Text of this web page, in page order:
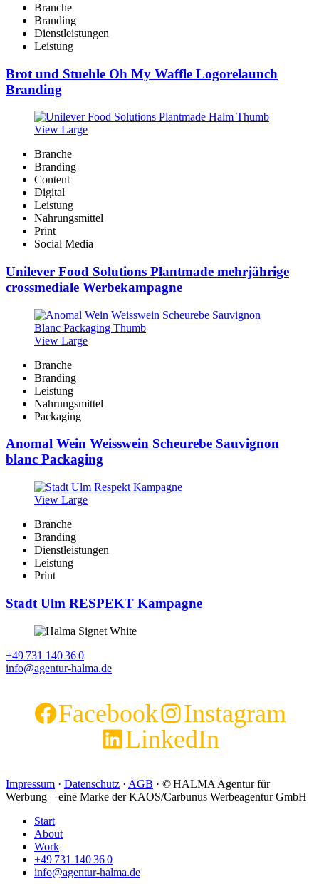
Branche
Branding
Dienstleistungen
Leistung
Brot und Stuehle Oh My Waffle Logorelaunch
Branding
View Large
Branche
Branding
Content
Digital
Leistung
Nahrungsmittel
Print
Social Media
Unilever Food Solutions Plantmade mehrjährige
crossmediale Werbekampagne
View Large
Branche
Branding
Leistung
Nahrungsmittel
Packaging
Anomal Wein Weisswein Scheurebe Sauvignon
blanc Packaging
View Large
Branche
Branding
Dienstleistungen
Leistung
Print
Stadt Ulm RESPEKT Kampagne
+49 731 140 36 0
info@agentur-halma.de
Facebook
Instagram
LinkedIn
Impressum · Datenschutz · AGB · © HALMA Agentur für
Werbung – eine Marke der KAOS/Carbunus Werbeagentur GmbH
Start
About
Work
+49 731 140 36 0
info@agentur-halma.de